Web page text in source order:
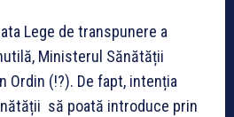
Lege de transpunere a
Ministerul Sănătății
Ordin (!?). De fapt, intenția
să poată introduce prin